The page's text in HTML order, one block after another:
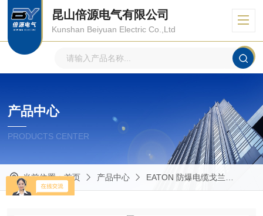
昆山倍源电气有限公司
Kunshan Beiyuan Electric Co.,Ltd
产品中心
PRODUCTS CENTER
当前位置：首页 产品中心 EATON 防爆电缆戈兰